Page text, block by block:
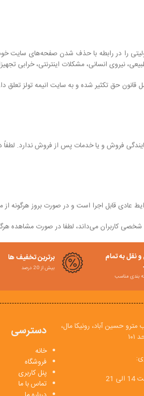
را در رابطه با حذف شدن صفحه‏‌های سایت
نیروى انسانی، مشکلات اینترنتى، خرابی
قانون حق تکثیر شده و به سایت انیمه تولز تعلق
فروش و یا خدمات پس از فروش ندارد.
عادی قابل اجرا است و در صورت بروز هرگونه از
شخصی کاربران می‌داند، لطفا در صورت مشاهده
نقل به تمام
بندی مناسب
برترین تخفیف ها
بیش از 20 درصد
حسین آباد، رونیکا مال،
21
دسترسی
خانه
فروشگاه
پنل کاربری
تماس با ما